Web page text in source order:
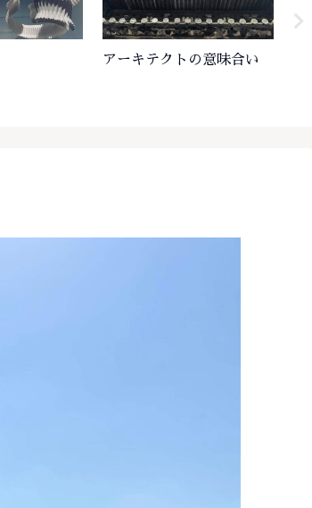
アーキテクトの意味合い プラグ・ジャック